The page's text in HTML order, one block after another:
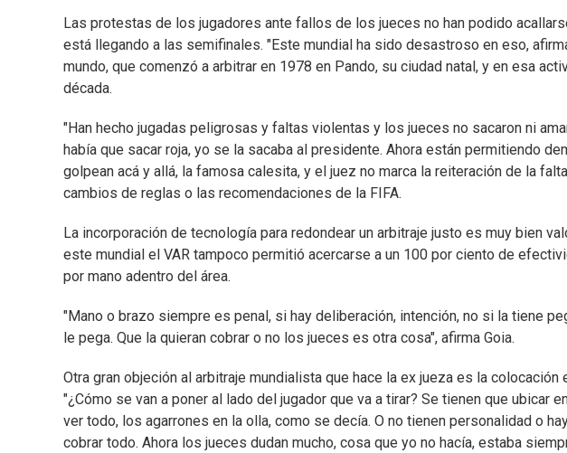
Las protestas de los jugadores ante fallos de los jueces no han podido
está llegando a las semifinales. "Este mundial ha sido desastroso en eso,
mundo, que comenzó a arbitrar en 1978 en Pando, su ciudad natal, y en esa
década.
"Han hecho jugadas peligrosas y faltas violentas y los jueces no sacaron ni
había que sacar roja, yo se la sacaba al presidente. Ahora están permitiendo
golpean acá y allá, la famosa calesita, y el juez no marca la reiteración de la
cambios de reglas o las recomendaciones de la FIFA.
La incorporación de tecnología para redondear un arbitraje justo es muy bien
este mundial el VAR tampoco permitió acercarse a un 100 por ciento de
por mano adentro del área.
"Mano o brazo siempre es penal, si hay deliberación, intención, no si la tiene
le pega. Que la quieran cobrar o no los jueces es otra cosa", afirma Goia.
Otra gran objeción al arbitraje mundialista que hace la ex jueza es la
"¿Cómo se van a poner al lado del jugador que va a tirar? Se tienen que ubicar
ver todo, los agarrones en la olla, como se decía. O no tienen personalidad o
cobrar todo. Ahora los jueces dudan mucho, cosa que yo no hacía, estaba